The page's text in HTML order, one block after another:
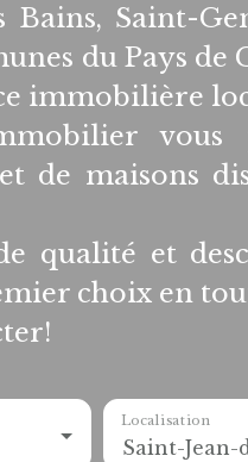
Bains, Saint-
du Pays de
immobilière
vous
de maisons
qualité et
choix en
Localisation